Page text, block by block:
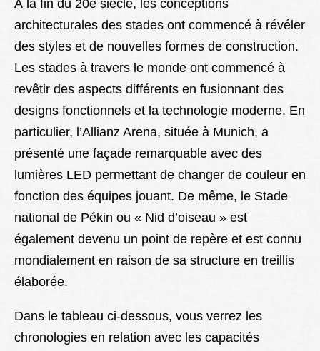
À la fin du 20e siècle, les conceptions
architecturales des stades ont commencé à révéler
des styles et de nouvelles formes de construction.
Les stades à travers le monde ont commencé à
revêtir des aspects différents en fusionnant des
designs fonctionnels et la technologie moderne. En
particulier, l’Allianz Arena, située à Munich, a
présenté une façade remarquable avec des
lumières LED permettant de changer de couleur en
fonction des équipes jouant. De même, le Stade
national de Pékin ou « Nid d’oiseau » est
également devenu un point de repère et est connu
mondialement en raison de sa structure en treillis
élaborée.
Dans le tableau ci-dessous, vous verrez les
chronologies en relation avec les capacités